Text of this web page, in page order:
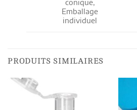
conique,
Emballage
individuel
PRODUITS SIMILAIRES